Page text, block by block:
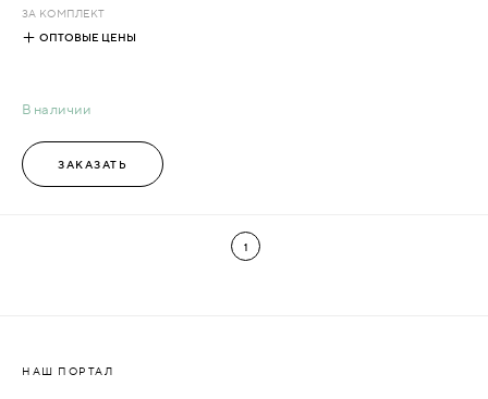
В наличии
ЗА КОМПЛЕКТ
ОПТОВЫЕ ЦЕНЫ
ЗАКАЗАТЬ
1
НАШ ПОРТАЛ